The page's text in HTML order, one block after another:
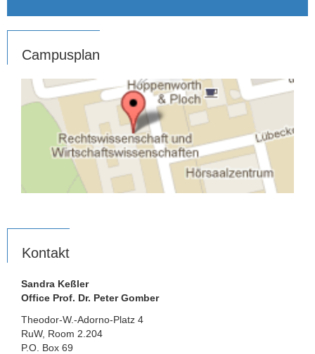
Campusplan
Kontakt
Sandra Keßler
Office Prof. Dr. Peter Gomber
Theodor-W.-Adorno-Platz 4
RuW, Room 2.204
P.O. Box 69